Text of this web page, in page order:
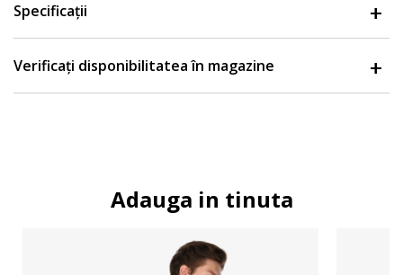
Specificații
Verificați disponibilitatea în magazine
Adauga in tinuta